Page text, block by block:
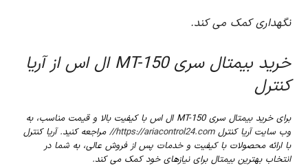
نگهداری کمک می کند.
خرید بیمتال سری MT-150 ال اس از آریا
کنترل
برای خرید بیمتال سری MT-150 ال اس با کیفیت بالا و قیمت مناسب، به
وب سایت آریا کنترلhttps://ariacontrol24.com//
مراجعه کنید. آریا کنترل
با ارائه محصولات با کیفیت و خدمات پس از فروش عالی، به شما در
انتخاب بهترین بیمتال برای نیازهای خود کمک می کند.